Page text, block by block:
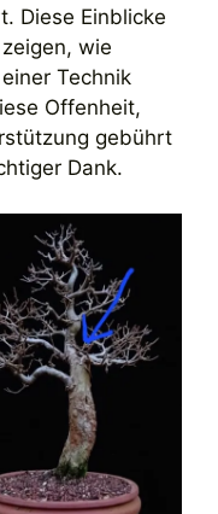
Diese Einblicke
wie
Technik
Offenheit,
gebührt
Dank.